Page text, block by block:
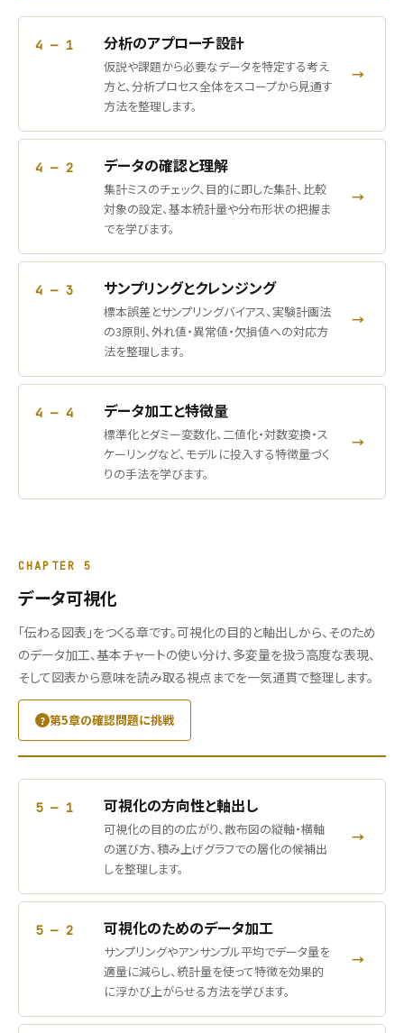
4 — 1 分析のアプローチ設計
仮説や課題から必要なデータを特定する考え
方と、分析プロセス全体をスコープから見通す
方法を整理します。
→
4 — 2 データの確認と理解
集計ミスのチェック、目的に即した集計、比較
対象の設定、基本統計量や分布形状の把握ま
でを学びます。
→
4 — 3 サンプリングとクレンジング
標本誤差とサンプリングバイアス、実験計画法
の3原則、外れ値・異常値・欠損値への対応方
法を整理します。
→
4 — 4 データ加工と特徴量
標準化とダミー変数化、二値化・対数変換・ス
ケーリングなど、モデルに投入する特徴量づく
りの手法を学びます。
→
CHAPTER 5
データ可視化
「伝わる図表」をつくる章です。可視化の目的と軸出しから、そのため
のデータ加工、基本チャートの使い分け、多変量を扱う高度な表現、
そして図表から意味を読み取る視点までを一気通貫で整理します。
第5章の確認問題に挑戦
5 — 1 可視化の方向性と軸出し
可視化の目的の広がり、散布図の縦軸・横軸
の選び方、積み上げグラフでの層化の候補出
しを整理します。
→
5 — 2 可視化のためのデータ加工
サンプリングやアンサンブル平均でデータ量を
適量に減らし、統計量を使って特徴を効果的
に浮かび上がらせる方法を学びます。
→